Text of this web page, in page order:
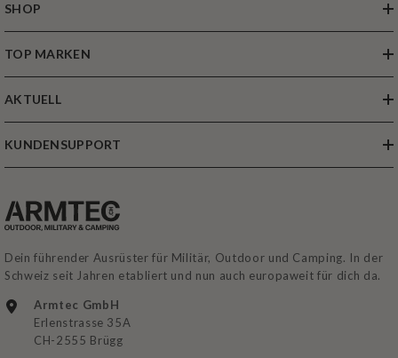
SHOP
TOP MARKEN
AKTUELL
KUNDENSUPPORT
Dein führender Ausrüster für Militär, Outdoor und Camping. In der
Schweiz seit Jahren etabliert und nun auch europaweit für dich da.
Armtec GmbH
Erlenstrasse 35A
CH-2555 Brügg